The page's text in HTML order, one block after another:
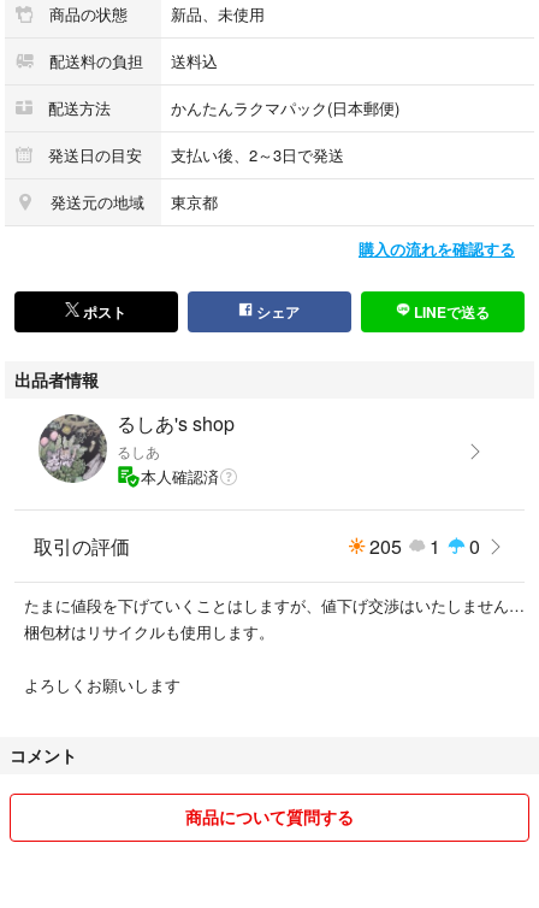
商品の状態 新品、未使用
配送料の負担 送料込
配送方法 かんたんラクマパック(日本郵便)
発送日の目安 支払い後、2～3日で発送
発送元の地域 東京都
購入の流れを確認する
ポスト シェア LINEで送る
出品者情報
るしあ's shop
るしあ
本人確認済
取引の評価 205 1 0
たまに値段を下げていくことはしますが、値下げ交渉はいたしません…
梱包材はリサイクルも使用します。
よろしくお願いします
コメント
商品について質問する